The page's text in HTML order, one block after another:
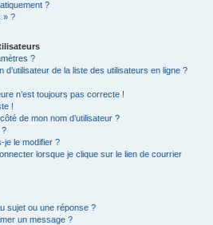
?
» ?
?
de la liste des utilisateurs en ligne ?
n’est toujours pas correcte !
!
de mon nom d’utilisateur ?
?
je le modifier ?
lorsque je clique sur le lien de courrier
sujet ou une réponse ?
un message ?